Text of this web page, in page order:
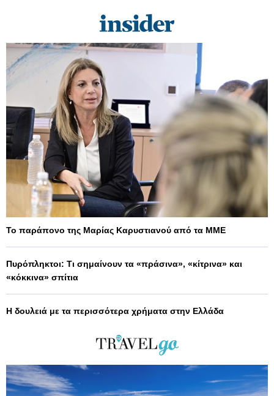
Το παράπονο της Μαρίας Καρυστιανού από τα ΜΜΕ
Πυρόπληκτοι: Τι σημαίνουν τα «πράσινα», «κίτρινα» και
«κόκκινα» σπίτια
Η δουλειά με τα περισσότερα χρήματα στην Ελλάδα